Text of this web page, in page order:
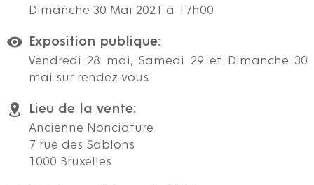
Dimanche 30 Mai 2021 à 17h00
Exposition publique:
Vendredi 28 mai, Samedi 29 et Dimanche 30
mai sur rendez-vous
Lieu de la vente:
Ancienne Nonciature
7 rue des Sablons
1000 Bruxelles